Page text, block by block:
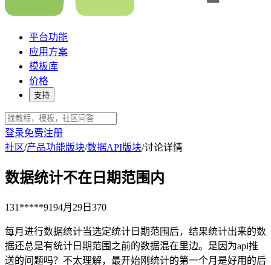
平台功能
应用方案
模板库
价格
支持
登录免费注册
社区/产品功能版块/数据API版块/讨论详情
数据统计不在日期范围内
131*****9194月29日 370
每月进行数据统计当选定统计日期范围后，结果统计出来的数
据还总是有统计日期范围之前的数据混在里边。是因为api推
送的问题吗？不太理解，最开始刚统计的第一个月是好用的后